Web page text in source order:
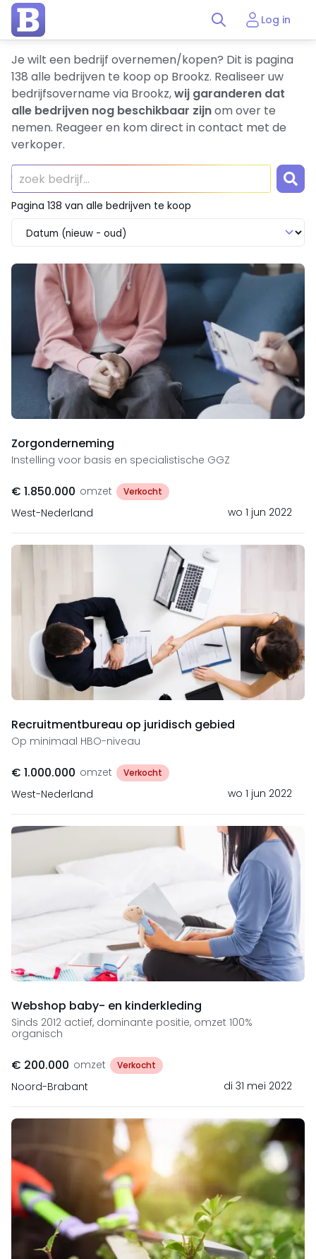
Log in
Je wilt een bedrijf overnemen/kopen? Dit is pagina
138 alle bedrijven te koop op Brookz. Realiseer uw
bedrijfsovername via Brookz,wij garanderen dat
alle bedrijven nog beschikbaar zijnom over te
nemen. Reageer en kom direct in contact met de
verkoper.
Pagina 138 van alle bedrijven te koop
Zorgonderneming
Instelling voor basis en specialistische GGZ
€ 1.850.000 omzet Verkocht
West-Nederland wo 1 jun 2022
Recruitmentbureau op juridisch gebied
Op minimaal HBO-niveau
€ 1.000.000 omzet Verkocht
West-Nederland wo 1 jun 2022
Webshop baby- en kinderkleding
Sinds 2012 actief, dominante positie, omzet 100%
organisch
€ 200.000 omzet Verkocht
Noord-Brabant di 31 mei 2022